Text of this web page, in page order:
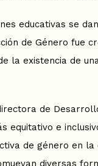
educativas se
de Género fue
la existencia de
de
equitativo e
de género en la
diversas